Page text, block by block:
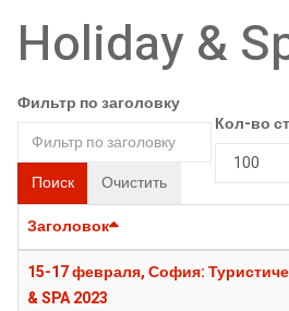
Holiday &
Фильтр по заголовку
Поиск Очистить
Кол-во
Заголовок
15-17 февраля, София:
& SPA 2023